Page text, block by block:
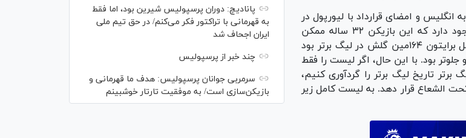
و امضای قرارداد با لیورپول در
سال ۲۰۱۷، رکورد‌های زیادی را شکسته است. اما یک رکورد خاص وجود دارد که این بازیکن ۳۲ ساله ممکن
است قبل از ترک آنفیلد چشمش به شکستن آن باشد. گل او در مقابل برایتون ۱۶۴مین گلش در لیگ برتر بود
کلی رساند - با ۱۶۳ گل از جرمین دفو جلوتر بود. با این حال، اگر لیست را فقط
تاریخ لیگ برتر را گردآوری کنیم،
الشعاع قرار دهد. به لیست کامل زیر
پانادیچ: دوران پرسپولیس شیرین بود، اما فقط
به قهرمانی با تراکتور فکر می‌کنم/ در حق تیم ملی
ایران اجحاف شد
چند خبر از پرسپولیس
سرمربی جوانان پرسپولیس: هدف ما قهرمانی و
بازیکن‌سازی است/ به موفقیت تارتار خوشبینم